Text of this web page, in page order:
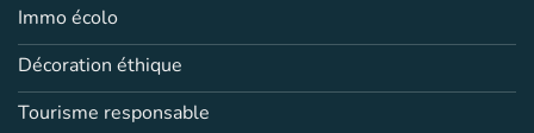
Immo écolo
Décoration éthique
Tourisme responsable